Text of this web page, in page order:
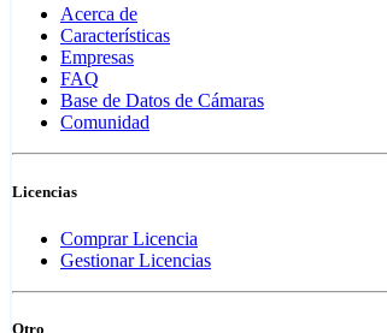
Acerca de
Características
Empresas
FAQ
Base de Datos de Cámaras
Comunidad
Licencias
Comprar Licencia
Gestionar Licencias
Otro